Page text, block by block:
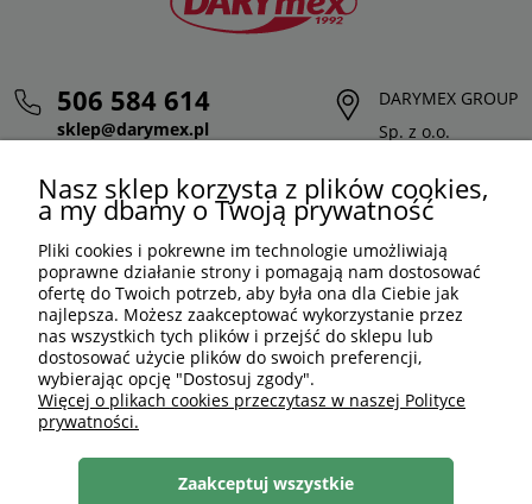
506 584 614
sklep@darymex.pl
DARYMEX GROUP
Sp. z o.o.
32-620 Brzeszcze
PLN PL
Nasz sklep korzysta z plików cookies,
a my dbamy o Twoją prywatność
Pliki cookies i pokrewne im technologie umożliwiają
poprawne działanie strony i pomagają nam dostosować
ofertę do Twoich potrzeb, aby była ona dla Ciebie jak
najlepsza. Możesz zaakceptować wykorzystanie przez
nas wszystkich tych plików i przejść do sklepu lub
dostosować użycie plików do swoich preferencji,
wybierając opcję "Dostosuj zgody".
Więcej o plikach cookies przeczytasz w naszej Polityce
prywatności.
Zaakceptuj wszystkie